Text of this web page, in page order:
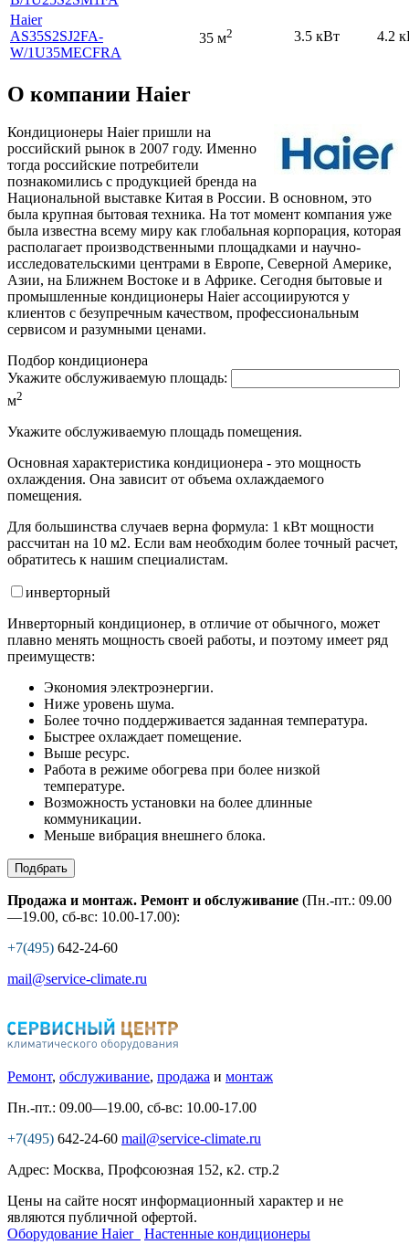
Haier
AS35S2SJ2FA-
W/1U35MECFRA
35 м2 3.5 кВт 4.2
О компании Haier
Кондиционеры Haier пришли на
российский рынок в 2007 году. Именно
тогда российские потребители
познакомились с продукцией бренда на
Национальной выставке Китая в России. В основном, это
была крупная бытовая техника. На тот момент компания уже
была известна всему миру как глобальная корпорация, которая
располагает производственными площадками и научно-
исследовательскими центрами в Европе, Северной Америке,
Азии, на Ближнем Востоке и в Африке. Сегодня бытовые и
промышленные кондиционеры Haier ассоциируются у
клиентов с безупречным качеством, профессиональным
сервисом и разумными ценами.
Подбор кондиционера
Укажите обслуживаемую площадь:
м2
Укажите обслуживаемую площадь помещения.
Основная характеристика кондиционера - это мощность
охлаждения. Она зависит от объема охлаждаемого
помещения.
Для большинства случаев верна формула: 1 кВт мощности
рассчитан на 10 м2. Если вам необходим более точный расчет,
обратитесь к нашим специалистам.
инверторный
Инверторный кондиционер, в отличие от обычного, может
плавно менять мощность своей работы, и поэтому имеет ряд
преимуществ:
Экономия электроэнергии.
Ниже уровень шума.
Более точно поддерживается заданная температура.
Быстрее охлаждает помещение.
Выше ресурс.
Работа в режиме обогрева при более низкой
температуре.
Возможность установки на более длинные
коммуникации.
Меньше вибрация внешнего блока.
Подбрать
Продажа и монтаж. Ремонт и обслуживание (Пн.-пт.: 09.00
—19.00, сб-вс: 10.00-17.00):
+7(495) 642-24-60
mail@service-climate.ru
Ремонт, обслуживание, продажа и монтаж
Пн.-пт.: 09.00—19.00, сб-вс: 10.00-17.00
+7(495) 642-24-60 mail@service-climate.ru
Адрес: Москва, Профсоюзная 152, к2. стр.2
Цены на сайте носят информационный характер и не
являются публичной офертой.
Оборудование Haier
Настенные кондиционеры